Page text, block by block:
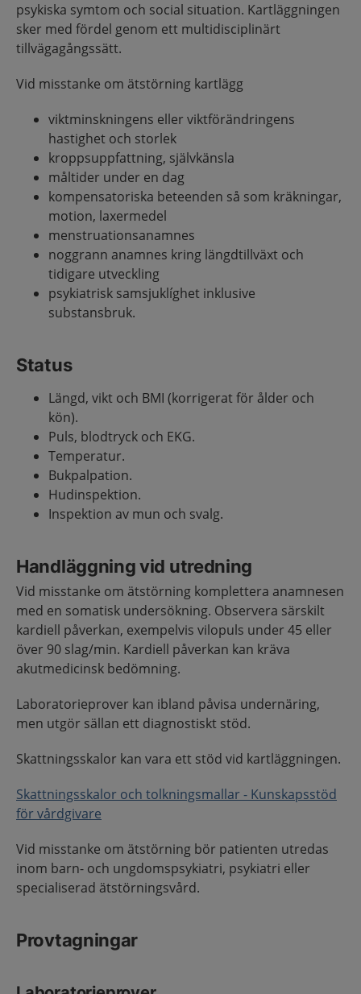
psykiska symtom och social situation. Kartläggningen
sker med fördel genom ett multidisciplinärt
tillvägagångssätt.
Vid misstanke om ätstörning kartlägg
viktminskningens eller viktförändringens
hastighet och storlek
kroppsuppfattning, självkänsla
måltider under en dag
kompensatoriska beteenden så som kräkningar,
motion, laxermedel
menstruationsanamnes
noggrann anamnes kring längdtillväxt och
tidigare utveckling
psykiatrisk samsjuklíghet inklusive
substansbruk.
Status
Längd, vikt och BMI (korrigerat för ålder och
kön).
Puls, blodtryck och EKG.
Temperatur.
Bukpalpation.
Hudinspektion.
Inspektion av mun och svalg.
Handläggning vid utredning
Vid misstanke om ätstörning komplettera anamnesen
med en somatisk undersökning. Observera särskilt
kardiell påverkan, exempelvis vilopuls under 45 eller
över 90 slag/min. Kardiell påverkan kan kräva
akutmedicinsk bedömning.
Laboratorieprover kan ibland påvisa undernäring,
men utgör sällan ett diagnostiskt stöd.
Skattningsskalor kan vara ett stöd vid kartläggningen.
Skattningsskalor och tolkningsmallar - Kunskapsstöd
för vårdgivare
Vid misstanke om ätstörning bör patienten utredas
inom barn- och ungdomspsykiatri, psykiatri eller
specialiserad ätstörningsvård.
Provtagningar